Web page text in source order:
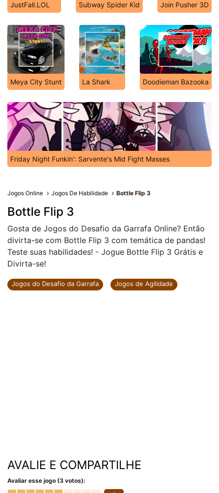
JustFall.LOL Subway Spider Kid Join Pusher 3D
Meya City Stunt La Shark Doodieman Bazooka
Friday Night Funkin': Sarvente's Mid Fight Masses
Jogos Online Jogos De Habilidade Bottle Flip 3
Bottle Flip 3
Gosta de Jogos do Desafio da Garrafa Online? Então
divirta-se com Bottle Flip 3 com temática de pandas!
Teste suas habilidades! - Jogue Bottle Flip 3 Grátis e
Divirta-se!
Jogos do Desafio da Garrafa Jogos de Agilidade
AVALIE E COMPARTILHE
Avaliar esse jogo (3 votos):